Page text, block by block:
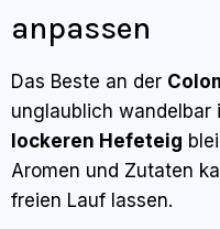
anpassen
Das Beste an der
unglaublich wandelbar
lockeren Hefeteig
Aromen und Zutaten
freien Lauf lassen.